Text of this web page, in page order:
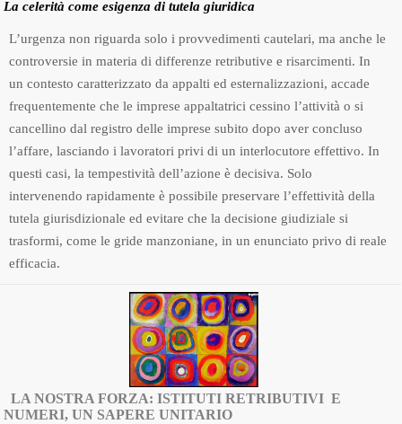
La celerità come esigenza di tutela giuridica
L’urgenza non riguarda solo i provvedimenti cautelari, ma anche le
controversie in materia di differenze retributive e risarcimenti. In
un contesto caratterizzato da appalti ed esternalizzazioni, accade
frequentemente che le imprese appaltatrici cessino l’attività o si
cancellino dal registro delle imprese subito dopo aver concluso
l’affare, lasciando i lavoratori privi di un interlocutore effettivo. In
questi casi, la tempestività dell’azione è decisiva. Solo
intervenendo rapidamente è possibile preservare l’effettività della
tutela giurisdizionale ed evitare che la decisione giudiziale si
trasformi, come le gride manzoniane, in un enunciato privo di reale
efficacia.
LA NOSTRA FORZA: ISTITUTI RETRIBUTIVI E
NUMERI, UN SAPERE UNITARIO